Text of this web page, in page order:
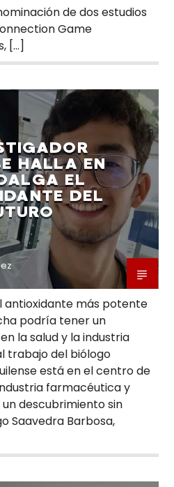
de dos estudios
Game
[…]
HALLA EN
EL
DEL
antioxidante más potente
podría tener un
la salud y la industria
trabajo del biólogo
está en el centro de
farmacéutica y
descubrimiento sin
Saavedra Barbosa,